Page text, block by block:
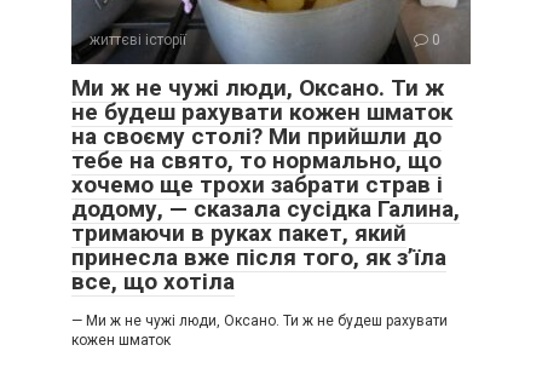
Оксана повільно закрила ноутбук, вона зрозуміла, що цей
момент настав. Більше не буде поступок, не буде
ввічливих посмішок через силу.
життєві історії 0
Ми ж не чужі люди, Оксано. Ти ж
не будеш рахувати кожен шматок
на своєму столі? Ми прийшли до
тебе на свято, то нормально, що
хочемо ще трохи забрати страв і
додому, — сказала сусідка Галина,
тримаючи в руках пакет, який
принесла вже після того, як з’їла
все, що хотіла
— Ми ж не чужі люди, Оксано. Ти ж не будеш рахувати
кожен шматок